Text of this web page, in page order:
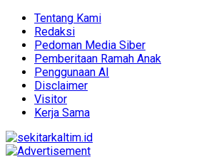
Tentang Kami
Redaksi
Pedoman Media Siber
Pemberitaan Ramah Anak
Penggunaan AI
Disclaimer
Visitor
Kerja Sama